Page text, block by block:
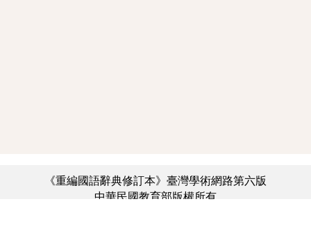
《重編國語辭典修訂本》臺灣學術網路第六版
中華民國教育部版權所有